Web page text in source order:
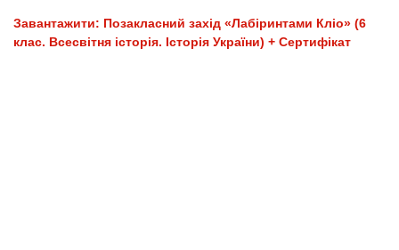
Завантажити: Позакласний захід «Лабіринтами Кліо» (6
клас. Всесвітня історія. Історія України) + Сертифікат